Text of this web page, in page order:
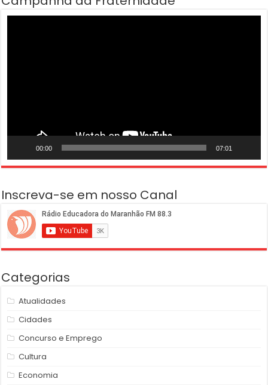
00:00 07:01
Inscreva-se em nosso Canal
Categorias
Atualidades
Cidades
Concurso e Emprego
Cultura
Economia